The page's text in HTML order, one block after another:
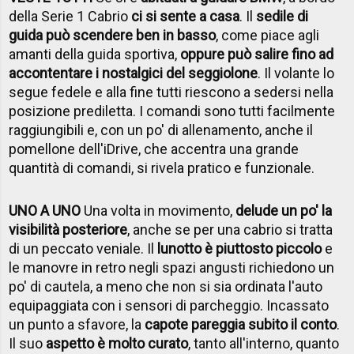
della Serie 1 Cabrio ci si sente a casa. Il sedile di
guida può scendere ben in basso, come piace agli
amanti della guida sportiva, oppure può salire fino ad
accontentare i nostalgici del seggiolone. Il volante lo
segue fedele e alla fine tutti riescono a sedersi nella
posizione prediletta. I comandi sono tutti facilmente
raggiungibili e, con un po' di allenamento, anche il
pomellone dell'iDrive, che accentra una grande
quantità di comandi, si rivela pratico e funzionale.
UNO A UNO Una volta in movimento, delude un po' la
visibilità posteriore, anche se per una cabrio si tratta
di un peccato veniale. Il lunotto è piuttosto piccoloe
le manovre in retro negli spazi angusti richiedono un
po' di cautela, a meno che non si sia ordinata l'auto
equipaggiata con i sensori di parcheggio. Incassato
un punto a sfavore, la capote pareggia subito il conto.
Il suo aspetto è molto curato, tanto all'interno, quanto